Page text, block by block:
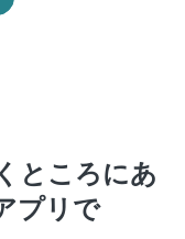
ところにあ
プリで